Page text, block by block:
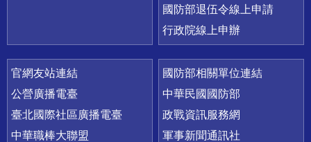
國防部退伍令線上申請
行政院線上申辦
官網友站連結
公營廣播電臺
臺北國際社區廣播電臺
中華職棒大聯盟
國防部相關單位連結
中華民國國防部
政戰資訊服務網
軍事新聞通訊社